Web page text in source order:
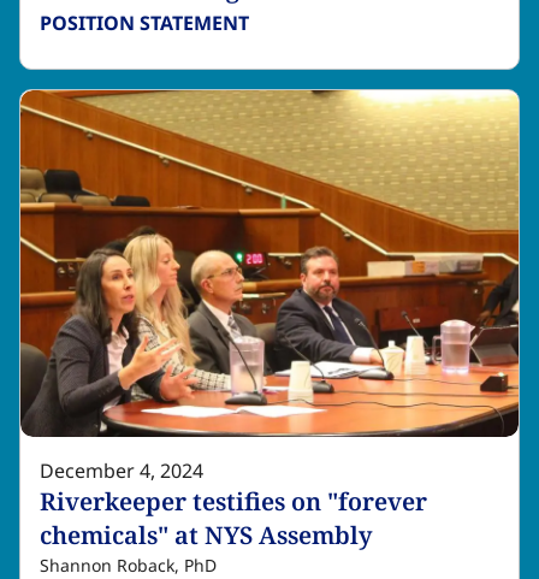
POSITION STATEMENT​​​​‌ ‍ ​‍​‍‌‍ ‌ ​‍‌‍‍‌‌‍‌ ‌‍‍‌‌‍ ‍​‍​‍​ ‍‍​‍​‍‌ ​ ‌‍​‌‌‍ ‍‌‍‍‌‌ ‌​‌ ‍‌​‍ ‍‌‍‍‌‌‍ ​‍​‍​‍ ​​‍​‍‌‍‍​‌ ​‍‌‍‌‌‌‍‌‍​‍​‍​ ‍‍​‍​‍‌‍‍​‌ ‌​‌ ‌​‌ ​​‌ ​ ​ ‍‍​‍ ​‍ ‌‍​ ‌‍ ‌‌ ​ ​‍ ‍‌‍ ‌‌‍​‌‌‍‍‌‌‍ ‍​‍ ‍​ ​‍​ ​​​ ​‍​ ‌​‌ ​‍‌‍‌‌‌‍‌​‌‍‌‌‌ ​ ‌‍‍‌‌‍‌ ‌‍ ‍​‍ ‍‌ ​‍‌‍‍‌‌ ‌‍‌‍‌‌‌ ​‍‌‍‍ ‌‍‌‌‌‍‌‌‌ ​​‌‍‌‌‌ ​‍​‍ ‍‌‍ ‌ ​‍‌‍‌ ​‍ ‌‍‍‌‌‍ ‍‌ ‌​‌‍‌‌‌‍ ‍‌ ‌​​‍ ‌‍‌‌‌‍‌​‌‍‍‌‌ ‌​​‍ ‌‍ ‌‌‍ ‌‍‌​‌‍‌‌​ ‌‌ ​​‌ ​‍‌‍‌‌‌ ​ ‌‍‌‌‌‍ ‍‌ ‌​‌‍​‌‌ ‌​‌‍‍‌‌‍ ‌‍ ‍​ ‍ ‌‍‍‌‌‍‌​​ ‌‌‍​‌​ ‌‍‌‍​ ​ ​‍​ ‌‍‌‍‌‌​ ‌‍‌‍‌‍​‍ ‌​ ​​​ ‌​​ ​‍‌‍​‌​‍ ‌​ ‌​​ ​ ​ ‌​‌‍​ ​‍ ‌​ ‍​​ ‍​​ ​‍‌‍​‍​‍ ‌​ ‌‌​ ​ ​ ‌ ‌‍​‌‌‍​‍​ ‌ ​ ​‌‌‍‌‍‌‍‌​​ ‌​​ ‌‌​ ‌‍​ ‍ ‌ ‌​‌ ‍‌‌ ​​‌‍‌‌​ ‌‌‍​ ‌‍​‌‌ ‌​‌‍‌‌‌‍‌ ‌‍ ‌ ​‍‌ ‍‌​ ‍ ‌ ​​‌‍​‌‌ ‌​‌‍‍​​ ‌‌‍ ‍‌‍​‌‌‍ ‌‌‍‌‌​ ‌‍​‍‌‍​‌‌ ​ ‌‍‌‌‌‌‌‌‌ ​‍‌‍ ​​ ‌‌‍‍​‌ ‌​‌ ‌​‌ ​​‌ ​ ​‍‌‌​ ​ ‌​​‌​‍‌‌​ ​‍‌​‌‍​‍‌‌​ ​‍‌​‌‍‌‍​ ‌‍ ‌‌ ​ ​‍ ‍‌‍ ‌‌‍​‌‌‍‍‌‌‍ ‍​‍ ‍​ ​‍​ ​​​ ​‍​ ‌​‌ ​‍‌‍‌‌‌‍‌​‌‍‌‌‌ ​ ‌‍‍‌‌‍‌ ‌‍ ‍​‍ ‍‌ ​‍‌‍‍‌‌ ‌‍‌‍‌‌‌ ​‍‌‍‍ ‌‍‌‌‌‍‌‌‌ ​​‌‍‌‌‌ ​‍​‍ ‍‌‍ ‌ ​‍‌‍‌ ​‍‌‍‌‍‍‌‌‍‌​​ ‌‌‍​‌​ ‌‍‌‍​ ​ ​‍​ ‌‍‌‍‌‌​ ‌‍‌‍‌‍​‍ ‌​ ​​​ ‌​​ ​‍‌‍​‌​‍ ‌​ ‌​​ ​ ​ ‌​‌‍​ ​‍ ‌​ ‍​​ ‍​​ ​‍‌‍​‍​‍ ‌​ ‌‌​ ​ ​ ‌ ‌‍​‌‌‍​‍​ ‌ ​ ​‌‌‍‌‍‌‍‌​​ ‌​​ ‌‌​ ‌‍​‍‌‍‌ ‌​‌ ‍‌‌ ​​‌‍‌‌​ ‌‌‍​ ‌‍​‌‌ ‌​‌‍‌‌‌‍‌ ‌‍ ‌ ​‍‌ ‍‌​‍‌‍‌ ​​‌‍​‌‌ ‌​‌‍‍​​ ‌‌‍ ‍‌‍​‌‌‍ ‌‌‍‌‌​‍‌‍‌ ​​‌‍‌‌‌ ​‍‌ ​ ‌ ​​‌‍‌‌‌‍​ ‌ ‌​‌‍‍‌‌ ‌‍‌‍‌‌​ ‌‌ ​​‌ ‌‌‌‍​‍‌‍ ​‌‍‍‌‌ ​ ‌‍‍​‌‍‌‌‌‍‌​​‍​‍‌ ‌
December 4, 2024
Riverkeeper testifies on "forever
chemicals" at NYS Assembly​​​​‌ ‍ ​‍​‍‌‍ ‌ ​‍‌‍‍‌‌‍‌ ‌‍‍‌‌‍ ‍​‍​‍​ ‍‍​‍​‍‌ ​ ‌‍​‌‌‍ ‍‌‍‍‌‌ ‌​‌ ‍‌​‍ ‍‌‍‍‌‌‍ ​‍​‍​‍ ​​‍​‍‌‍‍​‌ ​‍‌‍‌‌‌‍‌‍​‍​‍​ ‍‍​‍​‍‌‍‍​‌ ‌​‌ ‌​‌ ​​‌ ​ ​ ‍‍​‍ ​‍ ‌‍​ ‌‍ ‌‌ ​ ​‍ ‍‌‍ ‌‌‍​‌‌‍‍‌‌‍ ‍​‍ ‍​ ​‍​ ​​​ ​‍​ ‌​‌ ​‍‌‍‌‌‌‍‌​‌‍‌‌‌ ​ ‌‍‍‌‌‍‌ ‌‍ ‍​‍ ‍‌ ​‍‌‍‍‌‌ ‌‍‌‍‌‌‌ ​‍‌‍‍ ‌‍‌‌‌‍‌‌‌ ​​‌‍‌‌‌ ​‍​‍ ‍‌‍ ‌ ​‍‌‍‌ ​‍ ‌‍‍‌‌‍ ‍‌ ‌​‌‍‌‌‌‍ ‍‌ ‌​​‍ ‌‍‌‌‌‍‌​‌‍‍‌‌ ‌​​‍ ‌‍ ‌‌‍ ‌‍‌​‌‍‌‌​ ‌‌ ​​‌ ​‍‌‍‌‌‌ ​ ‌‍‌‌‌‍ ‍‌ ‌​‌‍​‌‌ ‌​‌‍‍‌‌‍ ‌‍ ‍​ ‍ ‌‍‍‌‌‍‌​​ ‌‌‍‌‌‌‍​ ‌‍‌‍​ ‌​​ ​‍‌‍‌​​ ‍​‌‍​‍​‍ ‌‌‍​‌‌‍‌‍‌‍​ ​ ‌‌​‍ ‌​ ‌​​ ‍​​ ‌‍​ ​ ​‍ ‌‌‍​‌‌‍​ ​ ​‌‌‍​‍​‍ ‌‌‍‌‍​ ‍‌​ ‌‍​ ‌​​ ​ ‌‍‌‌​ ‌​​ ‌​​ ‍​​ ‌‍​ ‍‌​ ‌​​ ‍ ‌ ‌​‌ ‍‌‌ ​​‌‍‌‌​ ‌‌‍​‌‌ ​‍‌ ‌​‌‍‍‌‌‍​ ‌‍ ​‌‍‌‌​ ‍ ‌ ​​‌‍​‌‌ ‌​‌‍‍​​ ‌‌ ‌​‌‍‍‌‌ ‌​‌‍ ​‌‍‌‌​ ‌‍​‍‌‍​‌‌ ​ ‌‍‌‌‌‌‌‌‌ ​‍‌‍ ​​ ‌‌‍‍​‌ ‌​‌ ‌​‌ ​​‌ ​ ​‍‌‌​ ​ ‌​​‌​‍‌‌​ ​‍‌​‌‍​‍‌‌​ ​‍‌​‌‍‌‍​ ‌‍ ‌‌ ​ ​‍ ‍‌‍ ‌‌‍​‌‌‍‍‌‌‍ ‍​‍ ‍​ ​‍​ ​​​ ​‍​ ‌​‌ ​‍‌‍‌‌‌‍‌​‌‍‌‌‌ ​ ‌‍‍‌‌‍‌ ‌‍ ‍​‍ ‍‌ ​‍‌‍‍‌‌ ‌‍‌‍‌‌‌ ​‍‌‍‍ ‌‍‌‌‌‍‌‌‌ ​​‌‍‌‌‌ ​‍​‍ ‍‌‍ ‌ ​‍‌‍‌ ​‍‌‍‌‍‍‌‌‍‌​​ ‌‌‍‌‌‌‍​ ‌‍‌‍​ ‌​​ ​‍‌‍‌​​ ‍​‌‍​‍​‍ ‌‌‍​‌‌‍‌‍‌‍​ ​ ‌‌​‍ ‌​ ‌​​ ‍​​ ‌‍​ ​ ​‍ ‌‌‍​‌‌‍​ ​ ​‌‌‍​‍​‍ ‌‌‍‌‍​ ‍‌​ ‌‍​ ‌​​ ​ ‌‍‌‌​ ‌​​ ‌​​ ‍​​ ‌‍​ ‍‌​ ‌​​‍‌‍‌ ‌​‌ ‍‌‌ ​​‌‍‌‌​ ‌‌‍​‌‌ ​‍‌ ‌​‌‍‍‌‌‍​ ‌‍ ​‌‍‌‌​‍‌‍‌ ​​‌‍​‌‌ ‌​‌‍‍​​ ‌‌ ‌​‌‍‍‌‌ ‌​‌‍ ​‌‍‌‌​‍‌‍‌ ​​‌‍‌‌‌ ​‍‌ ​ ‌ ​​‌‍‌‌‌‍​ ‌ ‌​‌‍‍‌‌ ‌‍‌‍‌‌​ ‌‌ ​​‌ ‌‌‌‍​‍‌‍ ​‌‍‍‌‌ ​ ‌‍‍​‌‍‌‌‌‍‌​​‍​‍‌ ‌
Shannon Roback, PhD​​​​‌ ‍ ​‍​‍‌‍ ‌ ​‍‌‍‍‌‌‍‌ ‌‍‍‌‌‍ ‍​‍​‍​ ‍‍​‍​‍‌ ​ ‌‍​‌‌‍ ‍‌‍‍‌‌ ‌​‌ ‍‌​‍ ‍‌‍‍‌‌‍ ​‍​‍​‍ ​​‍​‍‌‍‍​‌ ​‍‌‍‌‌‌‍‌‍​‍​‍​ ‍‍​‍​‍‌‍‍​‌ ‌​‌ ‌​‌ ​​‌ ​ ​ ‍‍​‍ ​‍ ‌‍​ ‌‍ ‌‌ ​ ​‍ ‍‌‍ ‌‌‍​‌‌‍‍‌‌‍ ‍​‍ ‍​ ​‍​ ​​​ ​‍​ ‌​‌ ​‍‌‍‌‌‌‍‌​‌‍‌‌‌ ​ ‌‍‍‌‌‍‌ ‌‍ ‍​‍ ‍‌ ​‍‌‍‍‌‌ ‌‍‌‍‌‌‌ ​‍‌‍‍ ‌‍‌‌‌‍‌‌‌ ​​‌‍‌‌‌ ​‍​‍ ‍‌‍ ‌ ​‍‌‍‌ ​‍ ‌‍‍‌‌‍ ‍‌ ‌​‌‍‌‌‌‍ ‍‌ ‌​​‍ ‌‍‌‌‌‍‌​‌‍‍‌‌ ‌​​‍ ‌‍ ‌‌‍ ‌‍‌​‌‍‌‌​ ‌‌ ​​‌ ​‍‌‍‌‌‌ ​ ‌‍‌‌‌‍ ‍‌ ‌​‌‍​‌‌ ‌​‌‍‍‌‌‍ ‌‍ ‍​ ‍ ‌‍‍‌‌‍‌​​ ‌​ ​​‌‍‌‌​ ‌​​ ​ ‌‍‌​​ ‌‌​ ‍​​ ‌ ​‍ ‌​ ​‌‌‍‌​​ ‌ ‌‍​‍​‍ ‌​ ‌​​ ‌‌​ ​ ​ ‌‍​‍ ‌‌‍​‌​ ​‌​ ​​​ ‌‍​‍ ‌​ ​ ​ ‌ ‌‍‌​​ ‍​‌‍​‌​ ​‌​ ​‌‌‍‌‍​ ​‍‌‍‌‌‌‍‌‍​ ​​​ ‍ ‌ ‌​‌ ‍‌‌ ​​‌‍‌‌​ ‌‌ ​​‌‍‌‌‌ ​‍‌ ​ ‌‍ ‌‍ ‍​ ‍ ‌ ​​‌‍​‌‌ ‌​‌‍‍​​ ‌‌‍‌‍‌ ‌‌‌‍ ​‌‍ ​‌‍ ‍‌‍​‌‌‍ ‌‌‍‌‌​ ‌‍​‍‌‍​‌‌ ​ ‌‍‌‌‌‌‌‌‌ ​‍‌‍ ​​ ‌‌‍‍​‌ ‌​‌ ‌​‌ ​​‌ ​ ​‍‌‌​ ​ ‌​​‌​‍‌‌​ ​‍‌​‌‍​‍‌‌​ ​‍‌​‌‍‌‍​ ‌‍ ‌‌ ​ ​‍ ‍‌‍ ‌‌‍​‌‌‍‍‌‌‍ ‍​‍ ‍​ ​‍​ ​​​ ​‍​ ‌​‌ ​‍‌‍‌‌‌‍‌​‌‍‌‌‌ ​ ‌‍‍‌‌‍‌ ‌‍ ‍​‍ ‍‌ ​‍‌‍‍‌‌ ‌‍‌‍‌‌‌ ​‍‌‍‍ ‌‍‌‌‌‍‌‌‌ ​​‌‍‌‌‌ ​‍​‍ ‍‌‍ ‌ ​‍‌‍‌ ​‍‌‍‌‍‍‌‌‍‌​​ ‌​ ​​‌‍‌‌​ ‌​​ ​ ‌‍‌​​ ‌‌​ ‍​​ ‌ ​‍ ‌​ ​‌‌‍‌​​ ‌ ‌‍​‍​‍ ‌​ ‌​​ ‌‌​ ​ ​ ‌‍​‍ ‌‌‍​‌​ ​‌​ ​​​ ‌‍​‍ ‌​ ​ ​ ‌ ‌‍‌​​ ‍​‌‍​‌​ ​‌​ ​‌‌‍‌‍​ ​‍‌‍‌‌‌‍‌‍​ ​​​‍‌‍‌ ‌​‌ ‍‌‌ ​​‌‍‌‌​ ‌‌ ​​‌‍‌‌‌ ​‍‌ ​ ‌‍ ‌‍ ‍​‍‌‍‌ ​​‌‍​‌‌ ‌​‌‍‍​​ ‌‌‍‌‍‌ ‌‌‌‍ ​‌‍ ​‌‍ ‍‌‍​‌‌‍ ‌‌‍‌‌​‍‌‍‌ ​​‌‍‌‌‌ ​‍‌ ​ ‌ ​​‌‍‌‌‌‍​ ‌ ‌​‌‍‍‌‌ ‌‍‌‍‌‌​ ‌‌ ​​‌ ‌‌‌‍​‍‌‍ ​‌‍‍‌‌ ​ ‌‍‍​‌‍‌‌‌‍‌​​‍​‍‌ ‌